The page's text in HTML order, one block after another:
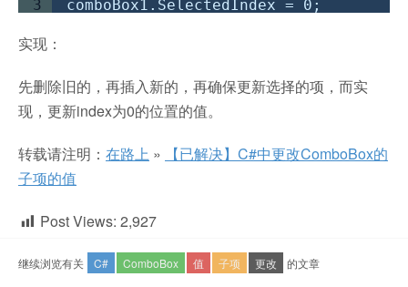
3
comboBox1.SelectedIndex = 0;
实现：
先删除旧的，再插入新的，再确保更新选择的项，而实
现，更新index为0的位置的值。
转载请注明： 在路上 »
【已解决】C#中更改ComboBox的
子项的值
Post Views: 2,927
继续浏览有关 C# ComboBox 值 子项 更改 的文章